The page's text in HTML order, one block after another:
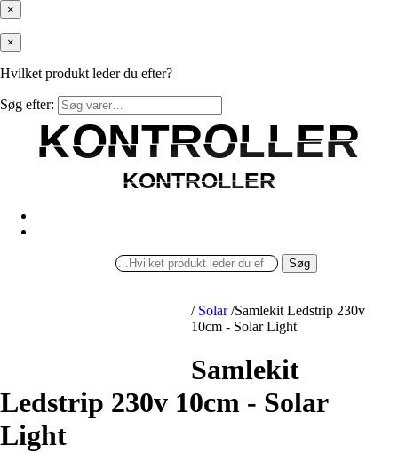
×
×
Hvilket produkt leder du efter?
Søg efter:
KONTROLLER
KONTROLLER
KONTROLLER
KONTROLLER
Søg
/ Solar /Samlekit Ledstrip 230v
10cm - Solar Light
Samlekit
Ledstrip 230v 10cm - Solar
Light